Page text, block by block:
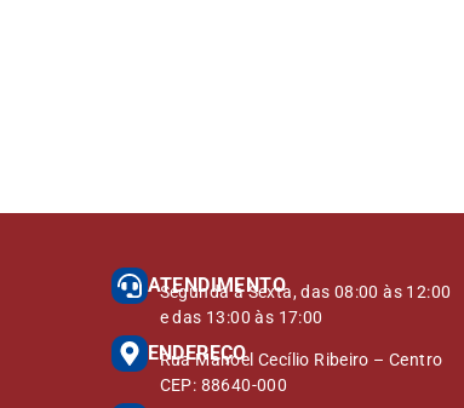
ATENDIMENTO
Segunda à Sexta, das 08:00 às 12:00
e das 13:00 às 17:00
ENDEREÇO
Rua Manoel Cecílio Ribeiro – Centro
CEP: 88640-000